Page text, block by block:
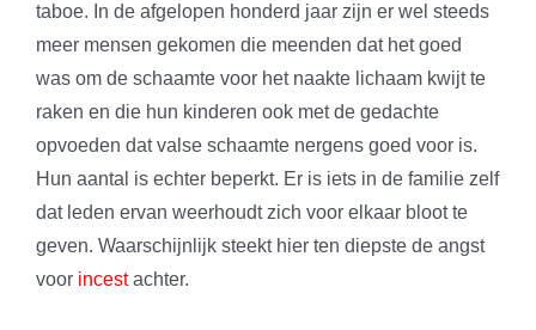
taboe. In de afgelopen honderd jaar zijn er wel steeds
meer mensen gekomen die meenden dat het goed
was om de schaamte voor het naakte lichaam kwijt te
raken en die hun kinderen ook met de gedachte
opvoeden dat valse schaamte nergens goed voor is.
Hun aantal is echter beperkt. Er is iets in de familie zelf
dat leden ervan weerhoudt zich voor elkaar bloot te
geven. Waarschijnlijk steekt hier ten diepste de angst
voor incestachter.